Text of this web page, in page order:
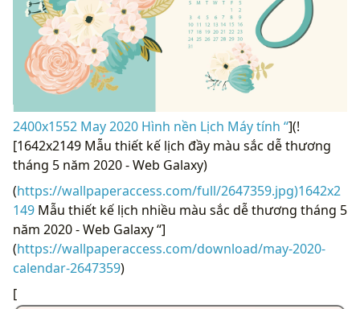
2400x1552 May 2020 Hình nền Lịch Máy tính “](!
[1642x2149 Mẫu thiết kế lịch đầy màu sắc dễ thương
tháng 5 năm 2020 - Web Galaxy)
(https://wallpaperaccess.com/full/2647359.jpg)1642x2
149 Mẫu thiết kế lịch nhiều màu sắc dễ thương tháng 5
năm 2020 - Web Galaxy “]
(https://wallpaperaccess.com/download/may-2020-
calendar-2647359)
[